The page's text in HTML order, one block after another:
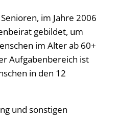
im Jahre 2006
gebildet, um
im Alter ab 60+
Aufgabenbereich ist
in den 12
und sonstigen